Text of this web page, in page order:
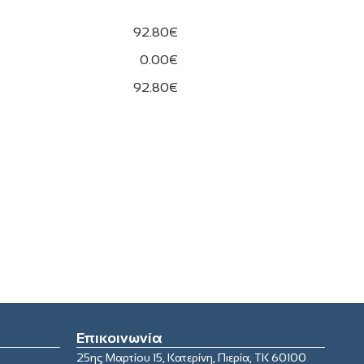
92.80€
0.00€
92.80€
Επικοινωνία
25ης Μαρτίου 15, Κατερίνη, Πιερία, ΤΚ 60100